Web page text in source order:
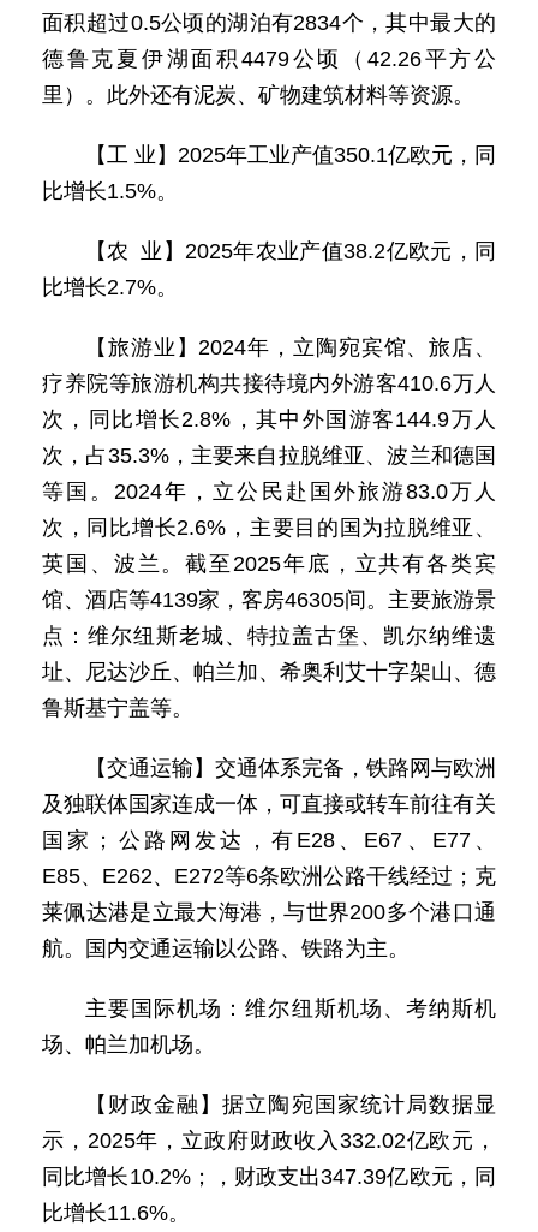
面积超过0.5公顷的湖泊有2834个，其中最大的
德鲁克夏伊湖面积4479公顷（42.26平方公
里）。此外还有泥炭、矿物建筑材料等资源。
【工 业】2025年工业产值350.1亿欧元，同
比增长1.5%。
【农 业】2025年农业产值38.2亿欧元，同
比增长2.7%。
【旅游业】2024年，立陶宛宾馆、旅店、
疗养院等旅游机构共接待境内外游客410.6万人
次，同比增长2.8%，其中外国游客144.9万人
次，占35.3%，主要来自拉脱维亚、波兰和德国
等国。2024年，立公民赴国外旅游83.0万人
次，同比增长2.6%，主要目的国为拉脱维亚、
英国、波兰。截至2025年底，立共有各类宾
馆、酒店等4139家，客房46305间。主要旅游景
点：维尔纽斯老城、特拉盖古堡、凯尔纳维遗
址、尼达沙丘、帕兰加、希奥利艾十字架山、德
鲁斯基宁盖等。
【交通运输】交通体系完备，铁路网与欧洲
及独联体国家连成一体，可直接或转车前往有关
国家；公路网发达，有E28、E67、E77、
E85、E262、E272等6条欧洲公路干线经过；克
莱佩达港是立最大海港，与世界200多个港口通
航。国内交通运输以公路、铁路为主。
主要国际机场：维尔纽斯机场、考纳斯机
场、帕兰加机场。
【财政金融】据立陶宛国家统计局数据显
示，2025年，立政府财政收入332.02亿欧元，
同比增长10.2%；，财政支出347.39亿欧元，同
比增长11.6%。